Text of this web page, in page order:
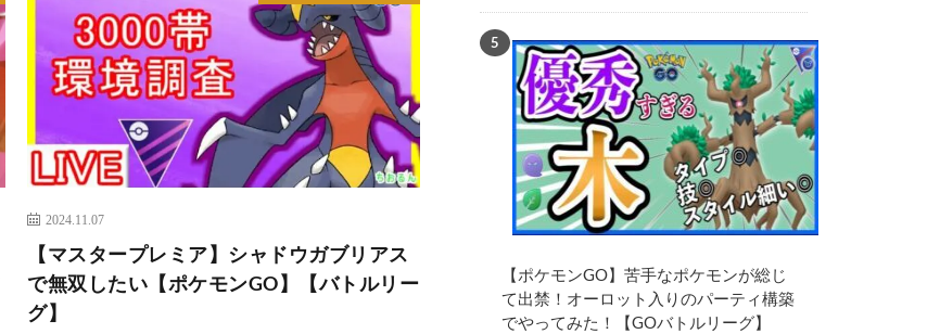
2024.11.07
【マスタープレミア】シャドウガブリアス
で無双したい【ポケモンGO】【バトルリー
グ】
【ポケモンGO】苦手なポケモンが総じ
て出禁！オーロット入りのパーティ構築
でやってみた！【GOバトルリーグ】